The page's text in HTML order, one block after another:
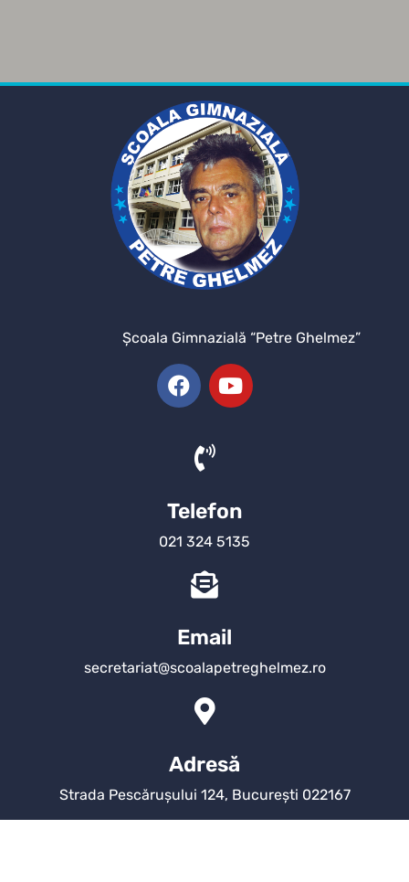
Şcoala Gimnazială “Petre Ghelmez”
Telefon
021 324 5135
Email
secretariat@scoalapetreghelmez.ro
Adresă
Strada Pescărușului 124, București 022167